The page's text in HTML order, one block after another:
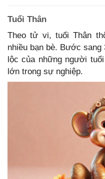
Tuổi Thân
Theo tử vi, tuổi Thân
nhiều bạn bè. Bước sang
lộc của những người
lớn trong sự nghiệp.